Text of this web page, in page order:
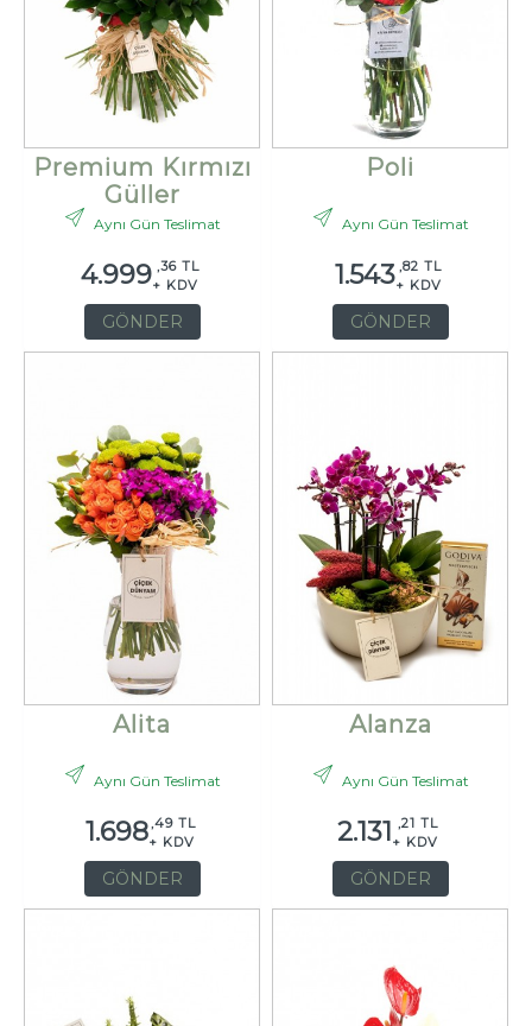
Premium Kırmızı
Güller
Aynı Gün Teslimat
4.999 ,36 TL
+ KDV
GÖNDER
Poli
Aynı Gün Teslimat
1.543 ,82 TL
+ KDV
GÖNDER
Alita
Aynı Gün Teslimat
1.698 ,49 TL
+ KDV
GÖNDER
Alanza
Aynı Gün Teslimat
2.131 ,21 TL
+ KDV
GÖNDER